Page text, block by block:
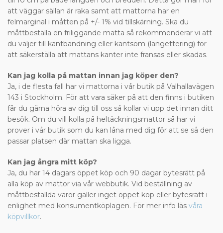
att väggar sällan är raka samt att mattorna har en
felmarginal i måtten på +/- 1% vid tillskärning. Ska du
måttbeställa en friliggande matta så rekommenderar vi att
du väljer till kantbandning eller kantsöm (langettering) för
att säkerställa att mattans kanter inte fransas eller skadas.
Kan jag kolla på mattan innan jag köper den?
Ja, i de flesta fall har vi mattorna i vår butik på Valhallavägen
143 i Stockholm. För att vara säker på att den finns i butiken
får du gärna höra av dig till oss så kollar vi upp det innan ditt
besök. Om du vill kolla på heltäckningsmattor så har vi
prover i vår butik som du kan låna med dig för att se så den
passar platsen där mattan ska ligga.
Kan jag ångra mitt köp?
Ja, du har 14 dagars öppet köp och 90 dagar bytesrätt på
alla köp av mattor via vår webbutik. Vid beställning av
måttbeställda varor gäller inget öppet köp eller bytesrätt i
enlighet med konsumentköplagen. För mer info läs våra
köpvillkor.